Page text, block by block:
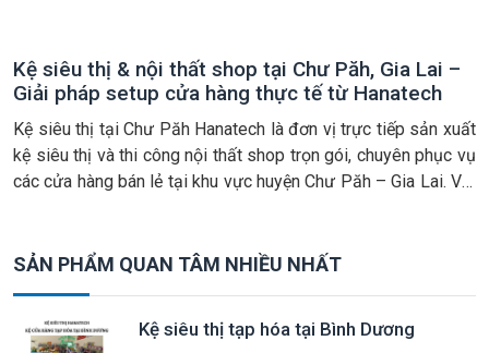
Kệ siêu thị & nội thất shop tại Chư Păh, Gia Lai –
Giải pháp setup cửa hàng thực tế từ Hanatech
Kệ siêu thị tại Chư Păh Hanatech là đơn vị trực tiếp sản xuất
kệ siêu thị và thi công nội thất shop trọn gói, chuyên phục vụ
các cửa hàng bán lẻ tại khu vực huyện Chư Păh – Gia Lai. Với
SẢN PHẨM QUAN TÂM NHIỀU NHẤT
Kệ siêu thị tạp hóa tại Bình Dương